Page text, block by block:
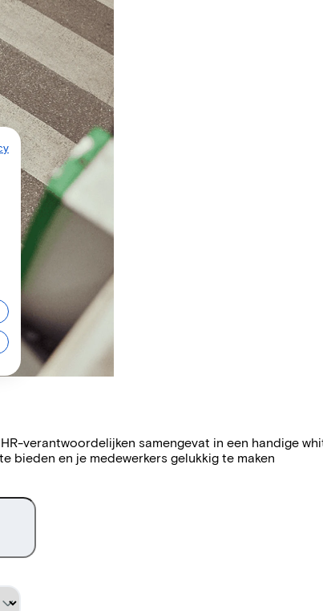
verantwoordelijken samengevat in een handige
bieden en je medewerkers gelukkig te maken